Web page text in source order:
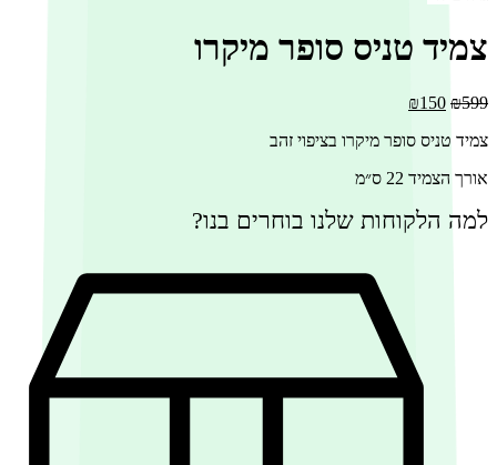
צמיד טניס סופר מיקרו
₪599
המחיר
היה:
₪150
הוא:
צמיד טניס סופר מיקרו בציפוי זהב
אורך הצמיד 22 ס״מ
למה הלקוחות שלנו בוחרים בנו?